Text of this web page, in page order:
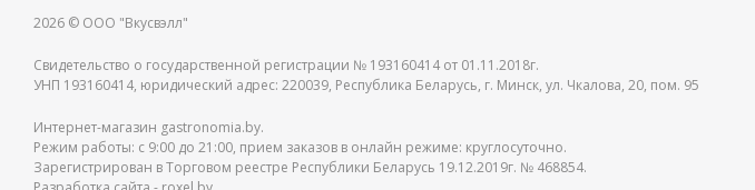
2026 © ООО "Вкусвэлл"
Свидетельство о государственной регистрации № 193160414 от 01.11.2018г.
УНП 193160414, юридический адрес: 220039, Республика Беларусь, г. Минск, ул. Чкалова, 20, пом. 95
Интернет-магазин gastronomia.by.
Режим работы: c 9:00 до 21:00, прием заказов в онлайн режиме: круглосуточно.
Зарегистрирован в Торговом реестре Республики Беларусь 19.12.2019г. № 468854.